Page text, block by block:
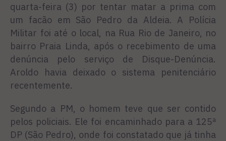
quarta-feira (3) por tentar matar a prima com
um facão em São Pedro da Aldeia. A Polícia
Militar foi até o local, na Rua Rio de Janeiro, no
bairro Praia Linda, após o recebimento de uma
denúncia pelo serviço de Disque-Denúncia.
Aroldo havia deixado o sistema penitenciário
recentemente.
Segundo a PM, o homem teve que ser contido
pelos policiais. Ele foi encaminhado para a 125ª
DP (São Pedro), onde foi constatado que já tinha